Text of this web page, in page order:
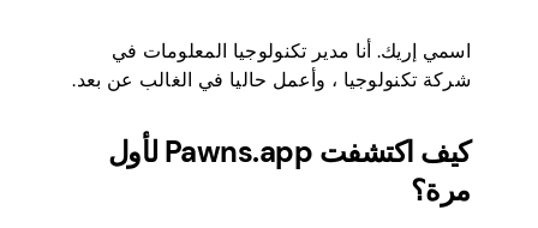
اسمي إريك. أنا مدير تكنولوجيا المعلومات في
شركة تكنولوجيا ، وأعمل حاليا في الغالب عن بعد.
كيف اكتشفت Pawns.app لأول
مرة؟